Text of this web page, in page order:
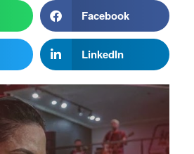
Facebook
LinkedIn